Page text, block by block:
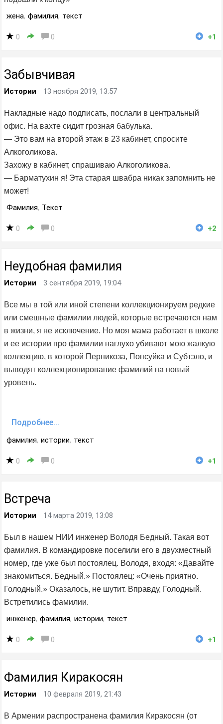
жена, фамилия, текст
0 0 +1
Забывчивая
Истории 13 ноября 2019, 13:57
Накладные надо подписать, послали в центральный
офис. На вахте сидит грозная бабулька.
— Это вам на второй этаж в 23 кабинет, спросите
Алкоголикова.
Захожу в кабинет, спрашиваю Алкоголикова.
— Барматухин я! Эта старая швабра никак запомнить не
может!
Фамилия, Текст
0 0 +2
Неудобная фамилия
Истории 3 сентября 2019, 19:04
Все мы в той или иной степени коллекционируем редкие
или смешные фамилии людей, которые встречаются нам
в жизни, я не исключение. Но моя мама работает в школе
и ее истории про фамилии наглухо убивают мою жалкую
коллекцию, в которой Перникоза, Попсуйка и Субтэло, и
выводят коллекционирование фамилий на новый
уровень.
Подробнее...
фамилия, истории, текст
0 0 +1
Встреча
Истории 14 марта 2019, 13:08
Был в нашем НИИ инженер Володя Бедный. Такая вот
фамилия. В командировке поселили его в двухместный
номер, где уже был постоялец. Володя, входя: «Давайте
знакомиться. Бедный.» Постоялец: «Очень приятно.
Голодный.» Оказалось, не шутит. Вправду, Голодный.
Встретились фамилии.
инженер, фамилия, истории, текст
0 0 +1
Фамилия Киракосян
Истории 10 февраля 2019, 21:43
В Армении распространена фамилия Киракосян (от